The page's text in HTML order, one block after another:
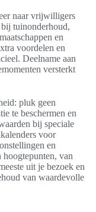
naar vrijwilligers
bij tuinonderhoud,
en
voordelen en
Deelname aan
versterkt
pluk geen
te beschermen en
bij speciale
voor
en
van
uit je bezoek en
van waardevolle